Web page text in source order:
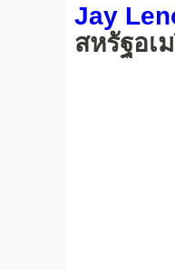
Jay
สหรัฐอเ